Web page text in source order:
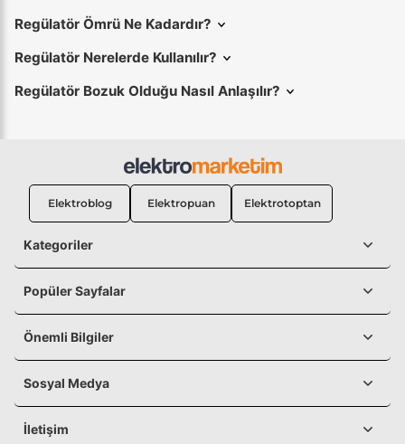
Regülatör Ömrü Ne Kadardır?
Regülatör Nerelerde Kullanılır?
Regülatör Bozuk Olduğu Nasıl Anlaşılır?
Elektroblog Elektropuan Elektrotoptan
Kategoriler
Popüler Sayfalar
Önemli Bilgiler
Sosyal Medya
İletişim